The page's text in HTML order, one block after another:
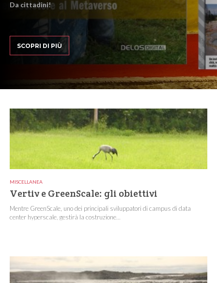
Da cittadini!
SCOPRI DI PIÙ
MISCELLANEA
Vertiv e GreenScale: gli obiettivi
Mentre GreenScale, uno dei principali sviluppatori di campus di data
center hyperscale, gestirà la costruzione...